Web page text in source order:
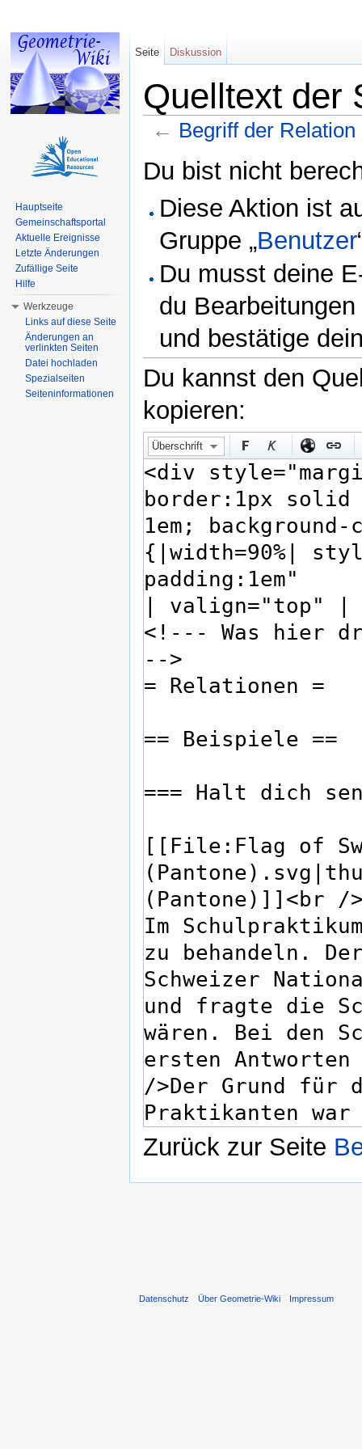
Quelltext der
← Begriff der Relation
Du bist nicht
Diese Aktion ist
Gruppe „Benutzer
Du musst deine
du
und bestätige
Du kannst den
kopieren:
Überschrift
Zurück zur Seite
Seite Diskussion
Hauptseite
Gemeinschaftsportal
Aktuelle Ereignisse
Letzte Änderungen
Zufällige Seite
Hilfe
Werkzeuge
Links auf diese Seite
Änderungen an
verlinkten Seiten
Datei hochladen
Spezialseiten
Seiteninformationen
Datenschutz Über Geometrie-Wiki Impressum